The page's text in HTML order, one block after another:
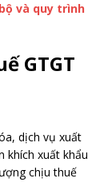
và quy trình
GTGT
dịch vụ xuất
khích xuất khẩu
chịu thuế